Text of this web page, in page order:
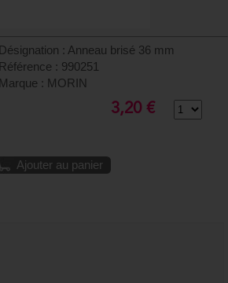
Désignation : Anneau brisé 36 mm
Référence : 990251
Marque : MORIN
3,20 €
Ajouter au panier